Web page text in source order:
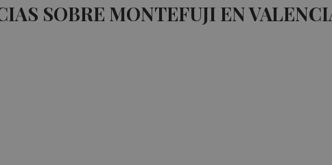
SOBRE MONTEFUJI EN